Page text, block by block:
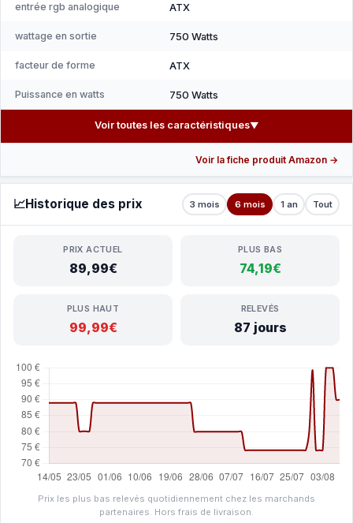
entrée rgb analogique ATX
wattage en sortie 750 Watts
facteur de forme ATX
Puissance en watts 750 Watts
Voir toutes les caractéristiques▼
Voir la fiche produit Amazon →
📈Historique des prix 3 mois 6 mois 1 an Tout
PRIX ACTUEL
89,99€
PLUS BAS
74,19€
PLUS HAUT
99,99€
RELEVÉS
87 jours
Prix les plus bas relevés quotidiennement chez les marchands
partenaires. Hors frais de livraison.